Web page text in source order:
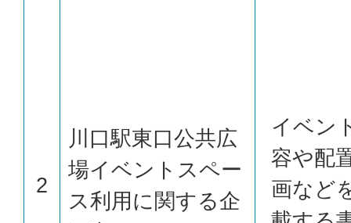
2
川口駅東口公共広
場イベントスペー
ス利用に関する企
イベン
容や配
画など